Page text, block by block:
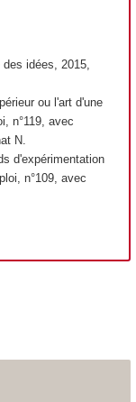
idées, 2015,
ou l'art d'une
n°119, avec
N.
d'expérimentation
n°109, avec